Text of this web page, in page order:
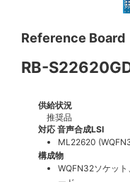
Reference Board
RB-
供給状況
推奨品
対応 音声合成LSI
ML22620
構成物
WQFN32ソケッ